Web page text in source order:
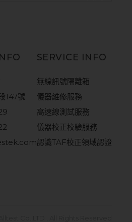
147號
SERVICE INFO
無線訊號隔離箱
儀器維修服務
高速線測試服務
儀器校正校驗服務
認識TAF校正領域認證